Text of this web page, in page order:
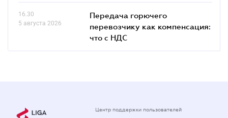
16.30
5 августа 2026
Передача горючего
перевозчику как компенсация:
что с НДС
Центр поддержки пользователей